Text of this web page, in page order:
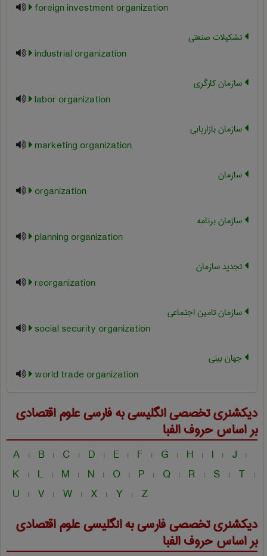
foreign investment organization
تشکیلات صنعتی
industrial organization
سازمان کارگری
labor organization
سازمان بازاریابی
marketing organization
سازمان
organization
سازمان برنامه
planning organization
تجدید سازمان
reorganization
سازمان تامین اجتماعی
social security organization
جهان بینی
world trade organization
دیکشنری تخصصی انگلیسی به فارسیعلوم اقتصادی
بر اساس حروف الفبا
A | B | C | D | E | F | G | H | I | J |
K | L | M | N | O | P | Q | R | S | T |
U | V | W | X | Y | Z
دیکشنری تخصصی فارسی به انگلیسیعلوم اقتصادی
بر اساس حروف الفبا